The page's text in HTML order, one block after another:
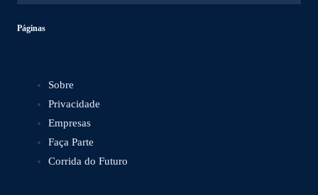
Páginas
Sobre
Privacidade
Empresas
Faça Parte
Corrida do Futuro